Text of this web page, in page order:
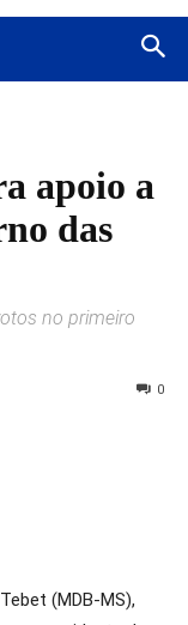
apoio a
das
no primeiro
0
(MDB-MS),